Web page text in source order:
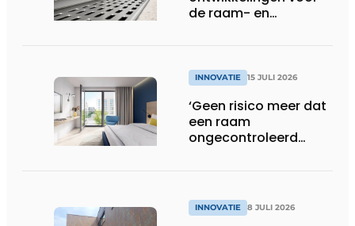
de raam- en
INNOVATIE 15 JULI 2026
‘Geen risico meer dat
een raam
ongecontroleerd
INNOVATIE 8 JULI 2026